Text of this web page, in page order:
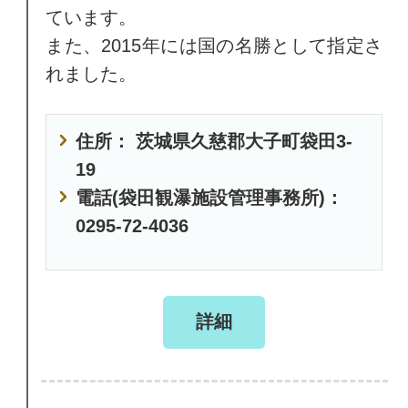
ています。
また、2015年には国の名勝として指定さ
れました。
住所： 茨城県久慈郡大子町袋田3-
19
電話(袋田観瀑施設管理事務所)：
0295-72-4036
詳細